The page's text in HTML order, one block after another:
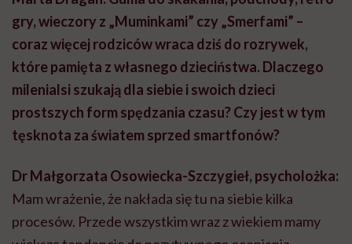
gry, wieczory z „Muminkami” czy „Smerfami” –
coraz więcej rodziców wraca dziś do rozrywek,
które pamięta z własnego dzieciństwa. Dlaczego
milenialsi szukają dla siebie i swoich dzieci
prostszych form spędzania czasu? Czy jest w tym
tęsknota za światem sprzed smartfonów?
Dr Małgorzata Osowiecka-Szczygieł, psycholożka:
Mam wrażenie, że nakłada się tu na siebie kilka
procesów. Przede wszystkim wraz z wiekiem mamy